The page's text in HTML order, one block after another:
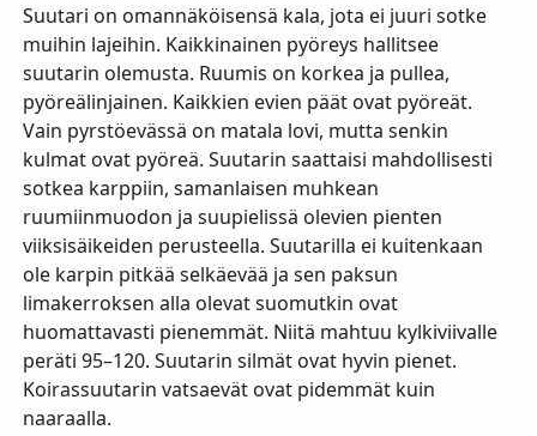
Suutari on omannäköisensä kala, jota ei juuri sotke
muihin lajeihin. Kaikkinainen pyöreys hallitsee
suutarin olemusta. Ruumis on korkea ja pullea,
pyöreälinjainen. Kaikkien evien päät ovat pyöreät.
Vain pyrstöevässä on matala lovi, mutta senkin
kulmat ovat pyöreä. Suutarin saattaisi mahdollisesti
sotkea karppiin, samanlaisen muhkean
ruumiinmuodon ja suupielissä olevien pienten
viiksisäikeiden perusteella. Suutarilla ei kuitenkaan
ole karpin pitkää selkäevää ja sen paksun
limakerroksen alla olevat suomutkin ovat
huomattavasti pienemmät. Niitä mahtuu kylkiviivalle
peräti 95–120. Suutarin silmät ovat hyvin pienet.
Koirassuutarin vatsaevät ovat pidemmät kuin
naaraalla.